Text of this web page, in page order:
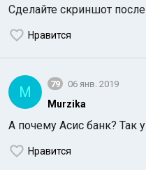
Сделайте скриншот
Нравится
M 79 06 янв. 2019
Murzika
А почему Асис банк? Так
Нравится